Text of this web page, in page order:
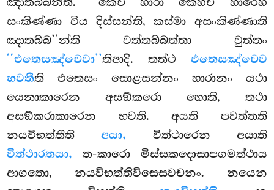
සංකිණ්ණා විය දිස්සන්ති, කස්මා අසංකිණ්ණාති
ඤාතබ්බ’’න්ති වත්තබ්බත්තා වුත්තං
‘‘එතෙසඤ්චෙවා’’තිආදි. තත්ථ එතෙසඤ්චෙව
භවතීති එතෙසං සොළසන්නං හාරානං යථා
යෙනාකාරෙන අසඞ්කරො හොති, තථා
අසඞ්කරාකාරෙන භවති. අයති පවත්තති
නයවිභත්තීතිඅයා, විත්ථාරෙන අයාති
විත්ථාරතයා, ත-කාරො මිස්සකදොසාපගමත්ථාය
ආගතො, නයවිභත්තිවිසෙසවචනං. නයෙන